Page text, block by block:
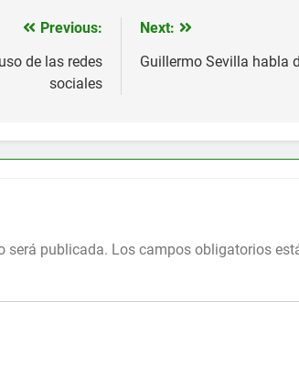
Previous:
de las redes
sociales
Next:
Guillermo Sevilla habla
será publicada. Los campos obligatorios